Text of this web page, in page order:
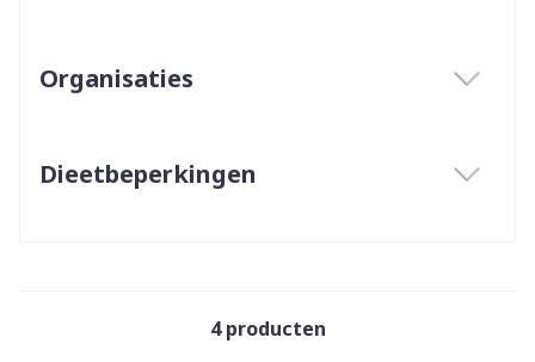
Organisaties
Dieetbeperkingen
4producten